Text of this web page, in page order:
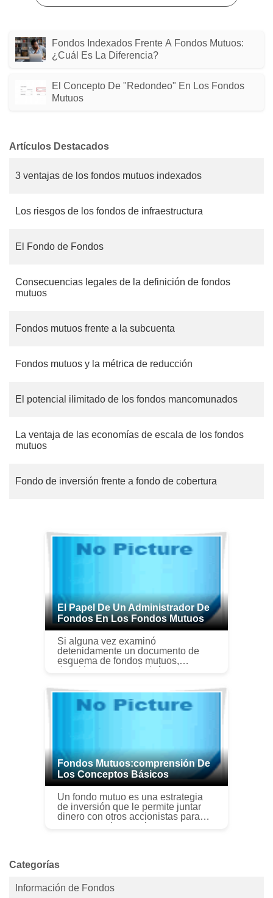
Fondos Indexados Frente A Fondos Mutuos:
¿cuál Es La Diferencia?
El Concepto De "redondeo" En Los Fondos
Mutuos
Artículos Destacados
3 ventajas de los fondos mutuos indexados
Los riesgos de los fondos de infraestructura
El Fondo de Fondos
Consecuencias legales de la definición de fondos
mutuos
Fondos mutuos frente a la subcuenta
Fondos mutuos y la métrica de reducción
El potencial ilimitado de los fondos mancomunados
La ventaja de las economías de escala de los fondos
mutuos
Fondo de inversión frente a fondo de cobertura
El Papel De Un Administrador De
Fondos En Los Fondos Mutuos
Si alguna vez examinó
detenidamente un documento de
esquema de fondos mutuos,
definitivamente se habría
un administrador de fondos; con su
calificación y experienci...
Fondos Mutuos:comprensión De
Los Conceptos Básicos
Un fondo mutuo es una estrategia
de inversión que le permite juntar
dinero con otros accionistas para
comprar acciones o bonos, a
Categorías
Información de Fondos